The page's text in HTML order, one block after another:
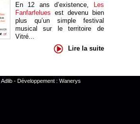
En 12 ans d’existence, Les
Fanfarfelues est devenu bien
plus qu’un simple festival
musical sur le territoire de
Vitré...
Lire la suite
Adlib- Développement : Wanerys